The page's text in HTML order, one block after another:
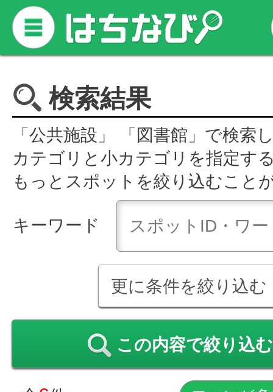
検索結果
「公共施設」 「図書館」で検索
カテゴリと小カテゴリを指定す
もっとスポットを絞り込むこと
キーワード
更に条件を絞り込む
この内容で絞り込む